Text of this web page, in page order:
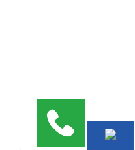
necessari alla navigazione e
i cookie anche per fornirti